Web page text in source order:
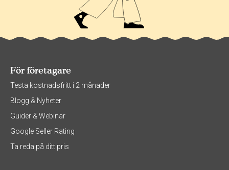
För företagare
Testa kostnadsfritt i 2 månader
Blogg & Nyheter
Guider & Webinar
Google Seller Rating
Ta reda på ditt pris